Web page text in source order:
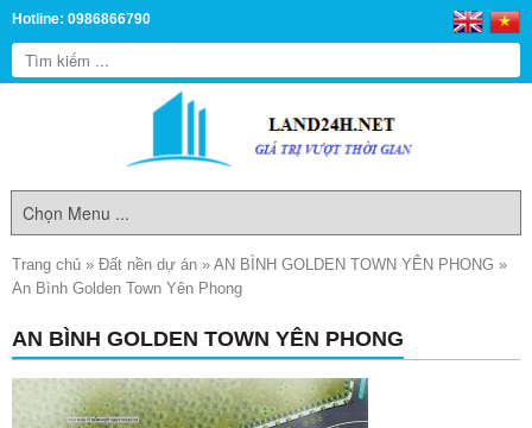
Hotline: 0986866790
Trang chủ » Đất nền dự án » AN BÌNH GOLDEN TOWN YÊN PHONG »
An Bình Golden Town Yên Phong
AN BÌNH GOLDEN TOWN YÊN PHONG